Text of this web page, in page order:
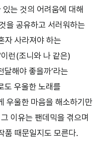
는 것의 어려움에 대해
을 공유하고 서러워하는
자 사라져야 하는
런(조니와 나 같은)
해야 좋을까’라는
도 우울한 노래를
우울한 마음을 해소하기만
이유는 팬데믹을 겪으며
품 때문일지도 모른다.